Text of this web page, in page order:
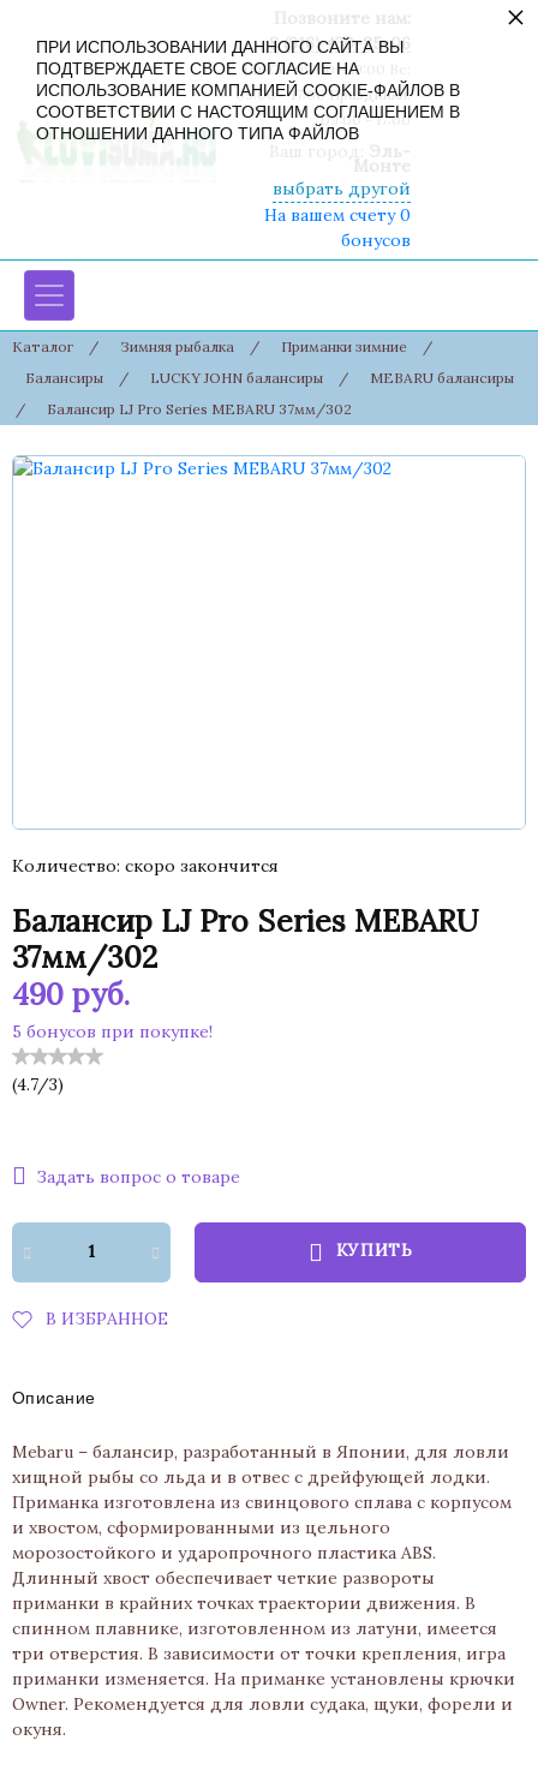
8 (916) 430-85-06
Пн-Сб: 09:00 - 19:00 Вс:
09:00 - 17:00 Праздники:
09:00 - 17:00
выбрать другой
На вашем счету 0
бонусов
Каталог / Зимняя рыбалка / Приманки зимние
/
Балансиры
/ LUCKY JOHN балансиры /
MEBARU балансиры
/
Балансир LJ Pro Series MEBARU 37мм/302
Количество скоро закончится
Балансир LJ Pro Series MEBARU
37мм/302
490 руб.
5 бонусов при покупке!
(4.7/3)
Задать вопрос о товаре
КУПИТЬ
В ИЗБРАННОЕ
Описание
Mebaru – балансир, разработанный в Японии, для ловли
хищной рыбы со льда и в отвес с дрейфующей лодки.
Приманка изготовлена из свинцового сплава с корпусом
и хвостом, сформированными из цельного
морозостойкого и ударопрочного пластика ABS.
Длинный хвост обеспечивает четкие развороты
приманки в крайних точках траектории движения. В
спинном плавнике, изготовленном из латуни, имеется
три отверстия. В зависимости от точки крепления, игра
приманки изменяется. На приманке установлены крючки
Owner. Рекомендуется для ловли судака, щуки, форели и
окуня.
ПРИ ИСПОЛЬЗОВАНИИ ДАННОГО САЙТА ВЫ
ПОДТВЕРЖДАЕТЕ СВОЕ СОГЛАСИЕ НА
ИСПОЛЬЗОВАНИЕ КОМПАНИЕЙ COOKIE-ФАЙЛОВ В
СООТВЕТСТВИИ С НАСТОЯЩИМ СОГЛАШЕНИЕМ В
ОТНОШЕНИИ ДАННОГО ТИПА ФАЙЛОВ
×